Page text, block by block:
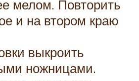
мелом. Повторить
и на втором краю
выкроить
ножницами.